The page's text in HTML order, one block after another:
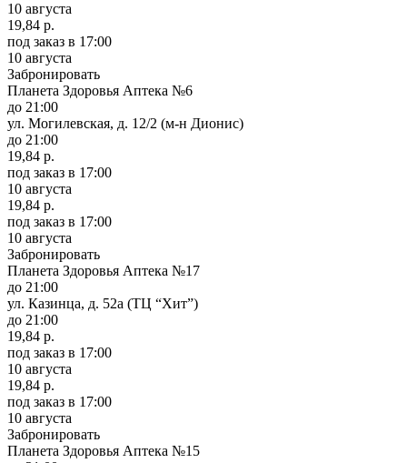
10 августа
19,84 р.
под заказ в 17:00
10 августа
Забронировать
Планета Здоровья Аптека №6
до 21:00
ул. Могилевская, д. 12/2 (м-н Дионис)
до 21:00
19,84 р.
под заказ в 17:00
10 августа
19,84 р.
под заказ в 17:00
10 августа
Забронировать
Планета Здоровья Аптека №17
до 21:00
ул. Казинца, д. 52а (ТЦ “Хит”)
до 21:00
19,84 р.
под заказ в 17:00
10 августа
19,84 р.
под заказ в 17:00
10 августа
Забронировать
Планета Здоровья Аптека №15